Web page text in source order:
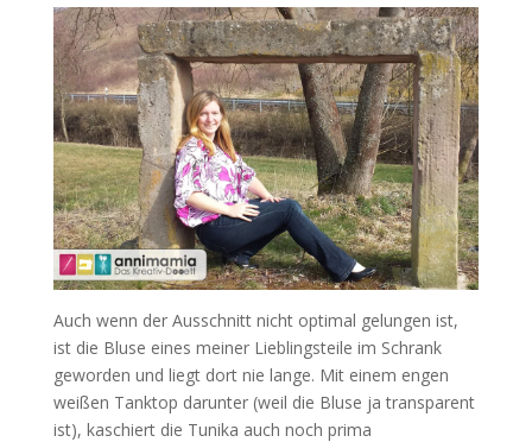
Auch wenn der Ausschnitt nicht optimal gelungen ist,
ist die Bluse eines meiner Lieblingsteile im Schrank
geworden und liegt dort nie lange. Mit einem engen
weißen Tanktop darunter (weil die Bluse ja transparent
ist), kaschiert die Tunika auch noch prima